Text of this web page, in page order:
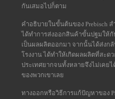
กันเสมอไปก็ตาม
คำอธิบายในขั้นต้นของ Prebisch
ได้ทำการส่งออกสินค้าขั้นปฐมให้กั
เป็นผลผลิตออกมา จากนั้นได้ส่งก
โรงงาน ได้ทำให้เกิดผลผลิตที่สะ
ประเทศยากจนทั้งหลายจึงไม่เคย
ของพวกเขาเลย
ทางออกหรือวิธีการแก้ปัญหาของ